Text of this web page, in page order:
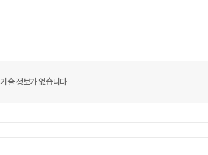
기술 정보가 없습니다